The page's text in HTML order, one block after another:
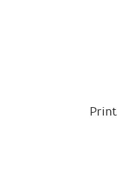
Print